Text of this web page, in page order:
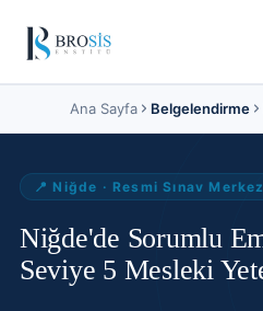
Ana Sayfa Belgelendirme
📍 Niğde · Resmi Sınav
Niğde'de Sorumlu
Seviye 5 Mesleki